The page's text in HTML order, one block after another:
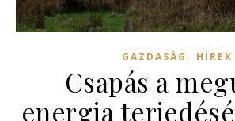
GAZDASÁG , HÍREK
Csapás a
energia